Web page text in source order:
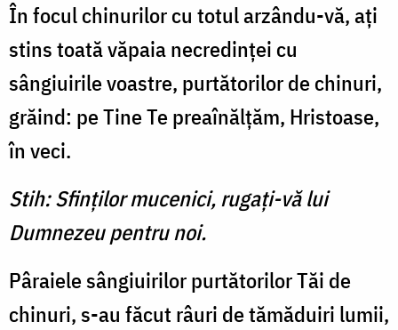
În focul chinurilor cu totul arzându-vă, aţi
stins toată văpaia necredinţei cu
sângiuirile voastre, purtătorilor de chinuri,
grăind: pe Tine Te preaînălţăm, Hristoase,
în veci.
Stih: Sfinţilor mucenici, rugaţi-vă lui
Dumnezeu pentru noi.
Pâraiele sângiuirilor purtătorilor Tăi de
chinuri, s-au făcut râuri de tămăduiri lumii,